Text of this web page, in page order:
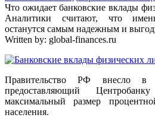
Что ожидает банковские вклады
Аналитики считают, что
останутся самым надежным и
Written by: global-finances.ru
Правительство РФ внесло в
предоставляющий
максимальный размер
населения.